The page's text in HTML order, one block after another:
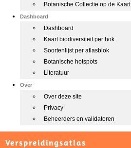
Botanische Collectie op de Kaart
Dashboard
Dashboard
Kaart biodiversiteit per hok
Soortenlijst per atlasblok
Botanische hotspots
Literatuur
Over
Over deze site
Privacy
Beheerders en validatoren
Verspreidingsatlas